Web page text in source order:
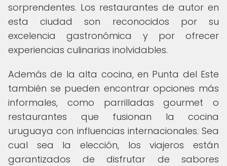
sorprendentes. Los restaurantes de autor en
esta ciudad son reconocidos por su
excelencia gastronómica y por ofrecer
experiencias culinarias inolvidables.
Además de la alta cocina, en Punta del Este
también se pueden encontrar opciones más
informales, como parrilladas gourmet o
restaurantes que fusionan la cocina
uruguaya con influencias internacionales. Sea
cual sea la elección, los viajeros están
garantizados de disfrutar de sabores